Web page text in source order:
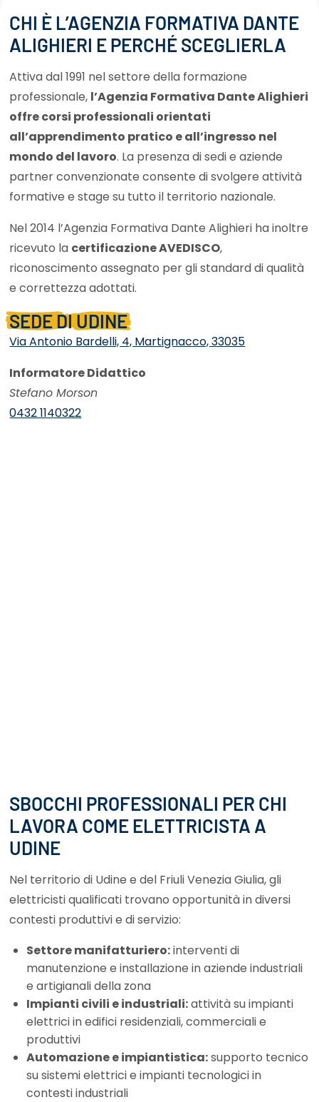
CHI È L’AGENZIA FORMATIVA DANTE
ALIGHIERI E PERCHÉ SCEGLIERLA
Attiva dal 1991 nel settore della formazione
professionale, l’Agenzia Formativa Dante Alighieri
offre corsi professionali orientati
all’apprendimento pratico e all’ingresso nel
mondo del lavoro. La presenza di sedi e aziende
partner convenzionate consente di svolgere attività
formative e stage su tutto il territorio nazionale.
Nel 2014 l’Agenzia Formativa Dante Alighieri ha inoltre
ricevuto la certificazione AVEDISCO,
riconoscimento assegnato per gli standard di qualità
e correttezza adottati.
SEDE DI UDINE
Via Antonio Bardelli, 4, Martignacco, 33035
Informatore Didattico
Stefano Morson
0432 1140322
SBOCCHI PROFESSIONALI PER CHI
LAVORA COME ELETTRICISTA A
UDINE
Nel territorio di Udine e del Friuli Venezia Giulia, gli
elettricisti qualificati trovano opportunità in diversi
contesti produttivi e di servizio:
Settore manifatturiero:interventi di
manutenzione e installazione in aziende industriali
e artigianali della zona
Impianti civili e industriali:attività su impianti
elettrici in edifici residenziali, commerciali e
produttivi
Automazione e impiantistica:supporto tecnico
su sistemi elettrici e impianti tecnologici in
contesti industriali